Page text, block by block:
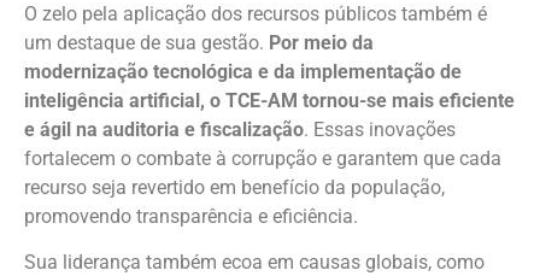
O zelo pela aplicação dos recursos públicos também é
um destaque de sua gestão. Por meio da
modernização tecnológica e da implementação de
inteligência artificial, o TCE-AM tornou-se mais eficiente
e ágil na auditoria e fiscalização. Essas inovações
fortalecem o combate à corrupção e garantem que cada
recurso seja revertido em benefício da população,
promovendo transparência e eficiência.
Sua liderança também ecoa em causas globais, como